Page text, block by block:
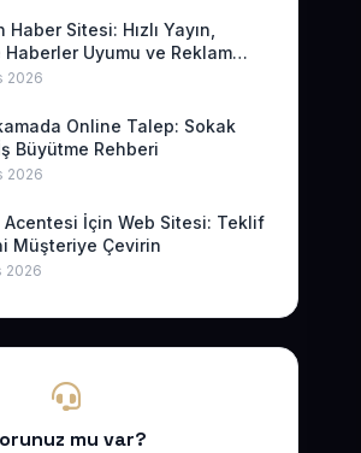
Haber Sitesi: Hızlı Yayın,
Haberler Uyumu ve Reklam
2026
Online Talep: Sokak
Büyütme Rehberi
2026
Acentesi İçin Web Sitesi: Teklif
Müşteriye Çevirin
2026
mu var?